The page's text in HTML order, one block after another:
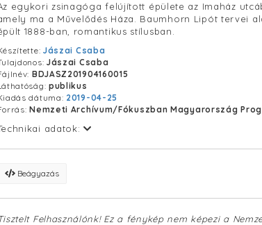
egykori zsinagóga felújított épülete az Imaház
ma a Művelődés Háza. Baumhorn Lipót tervei
1888-ban, romantikus stílusban.
Jászai Csaba
Jászai Csaba
BDJASZ201904160015
publikus
dátuma: 2019-04-25
Nemzeti Archívum/Fókuszban Magyarország
adatok:
Beágyazás
Felhasználónk! Ez a fénykép nem képezi a